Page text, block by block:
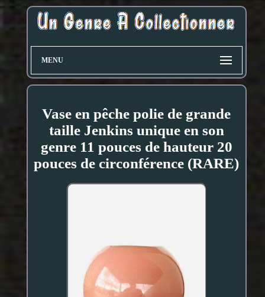
MENU
Vase en pêche polie de grande
taille Jenkins unique en son
genre 11 pouces de hauteur 20
pouces de circonférence (RARE)